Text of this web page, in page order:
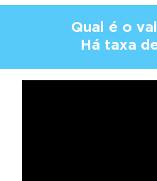
Qual é o
Há taxa